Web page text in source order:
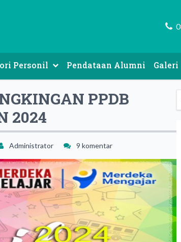
Personil Pendataan Alumni Galeri
PPDB
2024
Administrator 9 komentar